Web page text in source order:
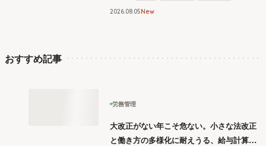
2026 08 05New
おすすめ記事
労務管理
大改正がない年こそ危ない。小さな法改正
と働き方の多様化に耐えうる、給与計算と